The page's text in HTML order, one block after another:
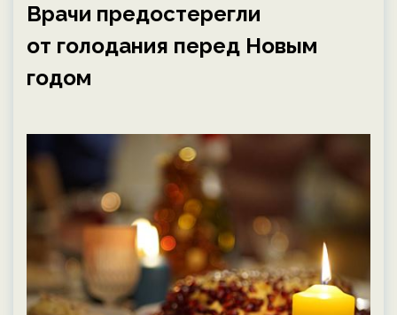
Врачи предостерегли
от голодания перед Новым
годом